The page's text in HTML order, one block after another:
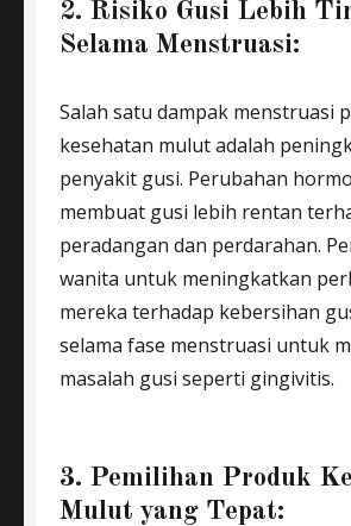
2. Risiko Gusi Lebih
Selama Menstruasi:
Salah satu dampak menstruasi
kesehatan mulut adalah
penyakit gusi. Perubahan
membuat gusi lebih rentan
peradangan dan perdarahan.
wanita untuk meningkatkan
mereka terhadap kebersihan
selama fase menstruasi untuk
masalah gusi seperti gingivitis.
3. Pemilihan Produk
Mulut yang Tepat: